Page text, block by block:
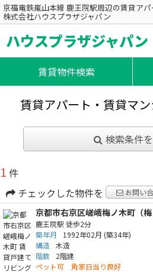
京福電鉄嵐山本線 鹿王院駅周辺の賃貸ア
株式会社ハウスプラザジャパン
ハウスプラザジャパン
賃貸物件検索
賃貸アパート・賃貸マ
検索条件
1 件
チェックした物件を
お問い
京都市右京区嵯峨梅ノ木町（梅
鹿王院駅 徒歩2分
築年月
1992年02月 (築34年)
構造 木造
階数
2階建
ペット可 角家日当り良好